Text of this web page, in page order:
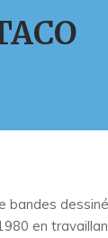
bandes
en